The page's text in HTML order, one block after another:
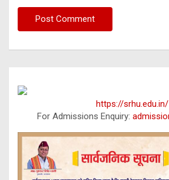
https://srhu.edu.in/
For Admissions Enquiry: